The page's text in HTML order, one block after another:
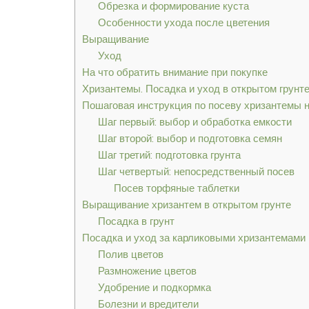
Обрезка и формирование куста
Особенности ухода после цветения
Выращивание
Уход
На что обратить внимание при покупке
Хризантемы. Посадка и уход в открытом грунте
Пошаговая инструкция по посеву хризантемы
Шаг первый: выбор и обработка емкости
Шаг второй: выбор и подготовка семян
Шаг третий: подготовка грунта
Шаг четвертый: непосредственный посев
Посев торфяные таблетки
Выращивание хризантем в открытом грунте
Посадка в грунт
Посадка и уход за карликовыми хризантемами
Полив цветов
Размножение цветов
Удобрение и подкормка
Болезни и вредители